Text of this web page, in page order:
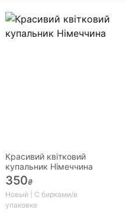
Красивий квітковий
купальник Німеччина
350₴
Новый | С бирками/в
упаковке